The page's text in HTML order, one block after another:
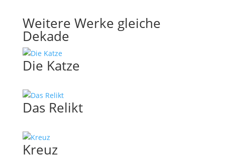
Weitere Werke gleiche
Dekade
Die Katze
Das Relikt
Kreuz